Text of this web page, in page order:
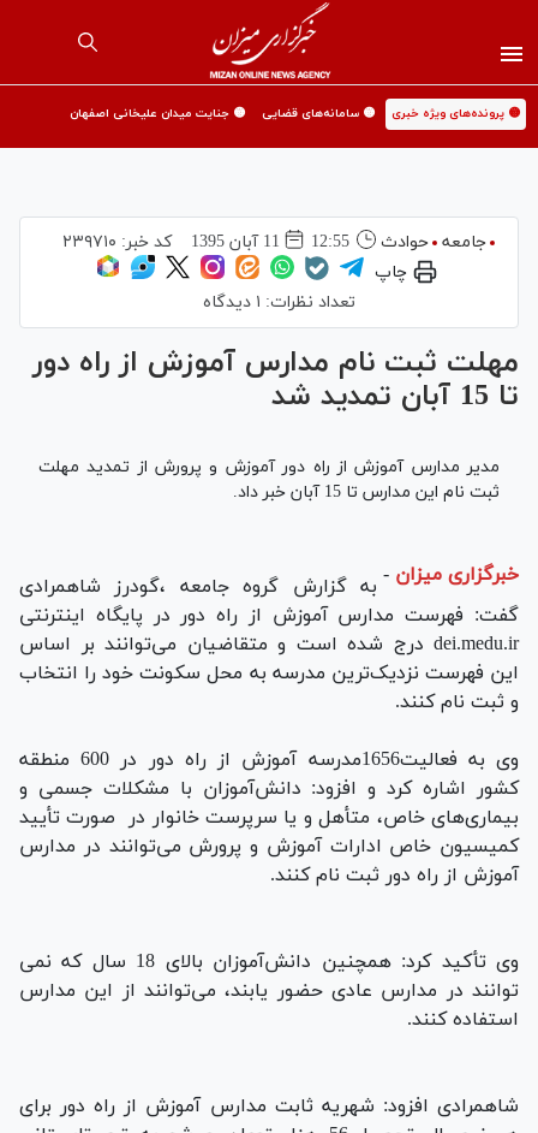
🟡 پرونده‌های ویژه خبری 🟡 سامانه‌های قضایی 🟡 جنایت میدان علیخانی اصفهان
جامعه حوادث 12:55 11 آبان 1395 کد خبر: ۲۳۹۷۱۰
چاپ
تعداد نظرات: ۱ دیدگاه
مهلت ثبت نام مدارس آموزش از راه دور
تا 15 آبان تمدید شد
مدیر مدارس آموزش از راه دور آموزش و پرورش از تمدید مهلت
ثبت نام این مدارس تا 15 آبان خبر داد.
خبرگزاری میزان - به گزارش گروه جامعه ،گودرز شاهمرادی
گفت: فهرست مدارس آموزش از راه دور در پایگاه اینترنتی
dei.medu.ir درج شده است و متقاضیان می‌توانند بر اساس
این فهرست نزدیک‌ترین مدرسه به محل سکونت خود را انتخاب
و ثبت نام کنند.
وی به فعالیت1656مدرسه آموزش از راه دور در 600 منطقه
کشور اشاره کرد و افزود: دانش‌آموزان با مشکلات جسمی و
بیماری‌های خاص، متأهل و یا سرپرست خانوار در صورت تأیید
کمیسیون خاص ادارات آموزش و پرورش می‌توانند در مدارس
آموزش از راه دور ثبت نام کنند.
وی تأکید کرد: همچنین دانش‌آموزان بالای 18 سال که نمی
توانند در مدارس عادی حضور یابند، می‌توانند از این مدارس
استفاده کنند.
شاهمرادی افزود: شهریه ثابت مدارس آموزش از راه دور برای